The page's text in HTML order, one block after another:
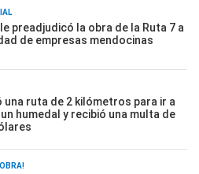
preadjudicó la obra de la Ruta 7 a
de empresas mendocinas
una ruta de 2 kilómetros para ir a
humedal y recibió una multa de